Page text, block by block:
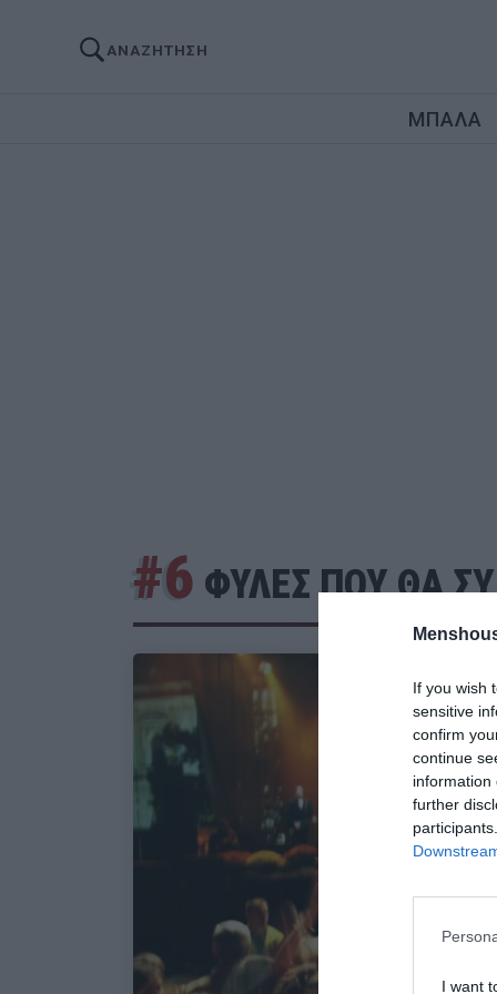
If you wish
sensitive
confirm
continue
information
further
I want
ΑΝΑΖΗΤΗΣΗ
ΜΠΑΛΑ
#6 ΦΥΛΕΣ ΠΟΥ ΘΑ